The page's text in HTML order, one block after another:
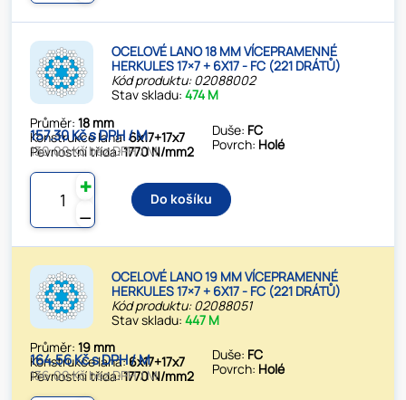
OCELOVÉ LANO 18 MM VÍCEPRAMENNÉ
HERKULES 17×7 + 6X17 - FC (221 DRÁTŮ)
Kód produktu: 02088002
Stav skladu:474 M
Průměr:18 mm
Konstrukce lana:6x17+17x7
Pevnostní třída:1770 N/mm2
Duše: FC
Povrch: Holé
157.30 Kč s DPH / M
130.00 Kč bez DPH / M
⚊
✚
Do košíku
OCELOVÉ LANO 19 MM VÍCEPRAMENNÉ
HERKULES 17×7 + 6X17 - FC (221 DRÁTŮ)
Kód produktu: 02088051
Stav skladu:447 M
Průměr:19 mm
Konstrukce lana:6x17+17x7
Pevnostní třída:1770 N/mm2
Duše: FC
Povrch: Holé
164.56 Kč s DPH / M
136.00 Kč bez DPH / M